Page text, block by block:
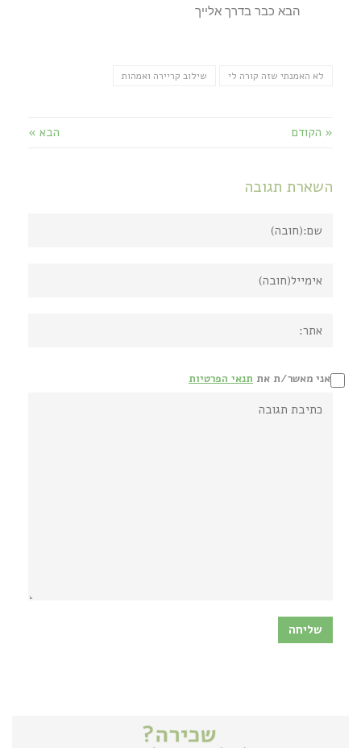
הבא כבר בדרך אלייך
לא האמנתי שזה קורה לי שילוב קריירה ואמהות
« הקודם הבא »
השארת תגובה
אני מאשר/ת את תנאי הפרטיות